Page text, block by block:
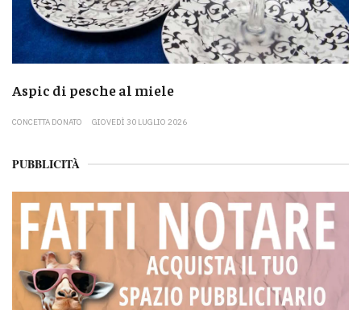
Aspic di pesche al miele
CONCETTA DONATO GIOVEDÌ 30 LUGLIO 2026
PUBBLICITÀ